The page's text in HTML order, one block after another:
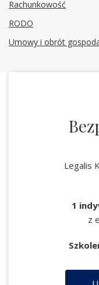
Rachunkowość
RODO
Umowy i obrót
Legalis
1
z